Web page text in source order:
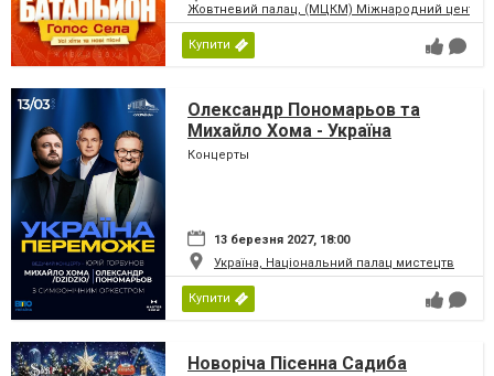
Жовтневий палац, (МЦКМ) Міжнародний центр
Купити
Олександр Пономарьов та
Михайло Хома - Україна
Переможе!
Концерты
13 березня 2027, 18:00
Україна, Національний палац мистецтв
Купити
Новоріча Пісенна Садиба